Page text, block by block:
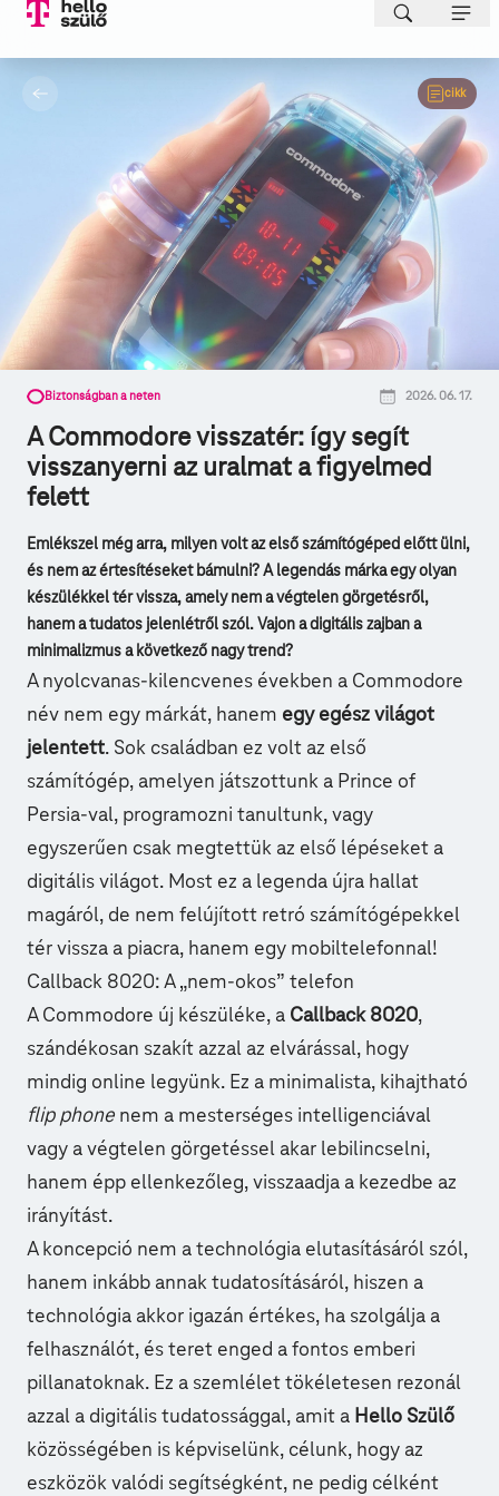
cikk
Biztonságban a neten 2026. 06. 17.
A Commodore visszatér: így segít
visszanyerni az uralmat a figyelmed
felett
Emlékszel még arra, milyen volt az első számítógéped előtt ülni,
és nem az értesítéseket bámulni? A legendás márka egy olyan
készülékkel tér vissza, amely nem a végtelen görgetésről,
hanem a tudatos jelenlétről szól. Vajon a digitális zajban a
minimalizmus a következő nagy trend?
A nyolcvanas-kilencvenes években a Commodore
név nem egy márkát, hanem egy egész világot
jelentett. Sok családban ez volt az első
számítógép, amelyen játszottunk a Prince of
Persia-val, programozni tanultunk, vagy
egyszerűen csak megtettük az első lépéseket a
digitális világot. Most ez a legenda újra hallat
magáról, de nem felújított retró számítógépekkel
tér vissza a piacra, hanem egy mobiltelefonnal!
Callback 8020: A „nem-okos” telefon
A Commodore új készüléke, a Callback 8020,
szándékosan szakít azzal az elvárással, hogy
mindig online legyünk. Ez a minimalista, kihajtható
flip phone nem a mesterséges intelligenciával
vagy a végtelen görgetéssel akar lebilincselni,
hanem épp ellenkezőleg, visszaadja a kezedbe az
irányítást.
A koncepció nem a technológia elutasításáról szól,
hanem inkább annak tudatosításáról, hiszen a
technológia akkor igazán értékes, ha szolgálja a
felhasználót, és teret enged a fontos emberi
pillanatoknak. Ez a szemlélet tökéletesen rezonál
azzal a digitális tudatossággal, amit a Hello Szülő
közösségében is képviselünk, célunk, hogy az
eszközök valódi segítségként, ne pedig célként